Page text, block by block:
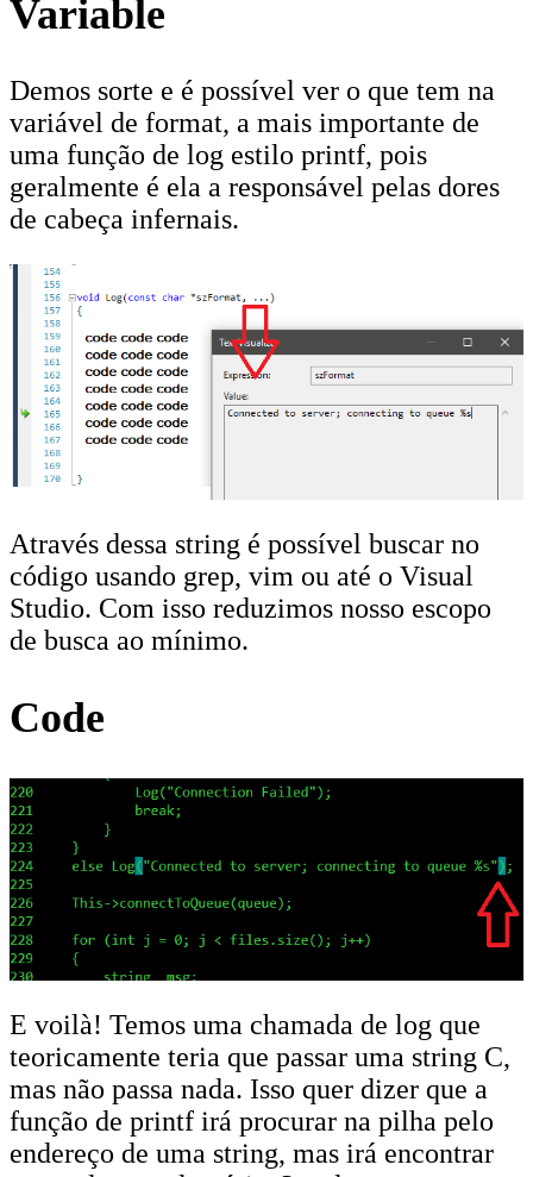
Variable
Demos sorte e é possível ver o que tem na
variável de format, a mais importante de
uma função de log estilo printf, pois
geralmente é ela a responsável pelas dores
de cabeça infernais.
Através dessa string é possível buscar no
código usando grep, vim ou até o Visual
Studio. Com isso reduzimos nosso escopo
de busca ao mínimo.
Code
E voilà! Temos uma chamada de log que
teoricamente teria que passar uma string C,
mas não passa nada. Isso quer dizer que a
função de printf irá procurar na pilha pelo
endereço de uma string, mas irá encontrar